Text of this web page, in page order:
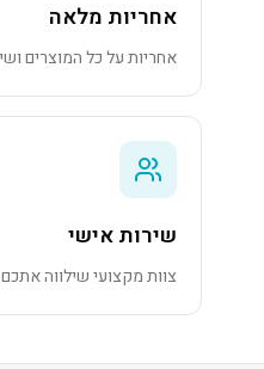
אחריות מלאה
אחריות על כל המוצרים
שירות אישי
צוות מקצועי שילווה